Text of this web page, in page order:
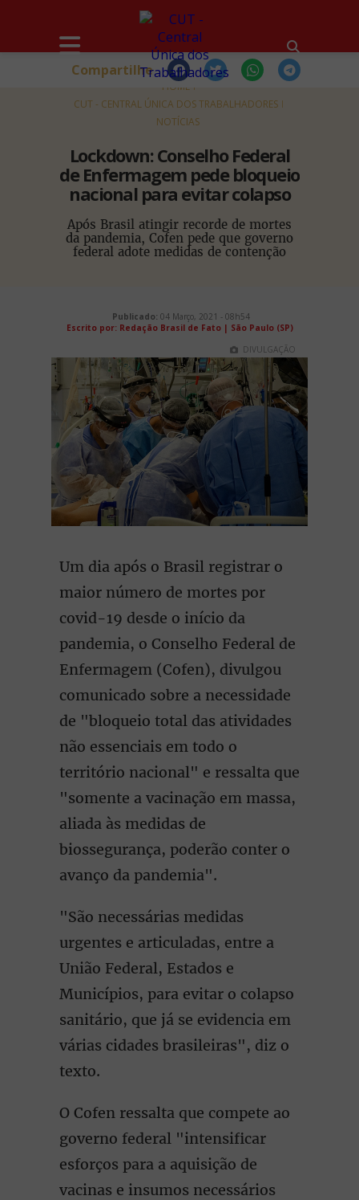
HOME
CUT - CENTRAL ÚNICA DOS TRABALHADORES
NOTÍCIAS
Lockdown: Conselho Federal
de Enfermagem pede bloqueio
nacional para evitar colapso
Após Brasil atingir recorde de mortes
da pandemia, Cofen pede que governo
federal adote medidas de contenção
Compartilhe
Publicado: 04 Março, 2021 - 08h54
Escrito por: Redação Brasil de Fato | São Paulo (SP)
DIVULGAÇÃO
Um dia após o Brasil registrar o
maior número de mortes por
covid-19 desde o início da
pandemia, o Conselho Federal de
Enfermagem (Cofen), divulgou
comunicado sobre a necessidade
de "bloqueio total das atividades
não essenciais em todo o
território nacional" e ressalta que
"somente a vacinação em massa,
aliada às medidas de
biossegurança, poderão conter o
avanço da pandemia".
"São necessárias medidas
urgentes e articuladas, entre a
União Federal, Estados e
Municípios, para evitar o colapso
sanitário, que já se evidencia em
várias cidades brasileiras", diz o
texto.
O Cofen ressalta que compete ao
governo federal "intensificar
esforços para a aquisição de
vacinas e insumos necessários